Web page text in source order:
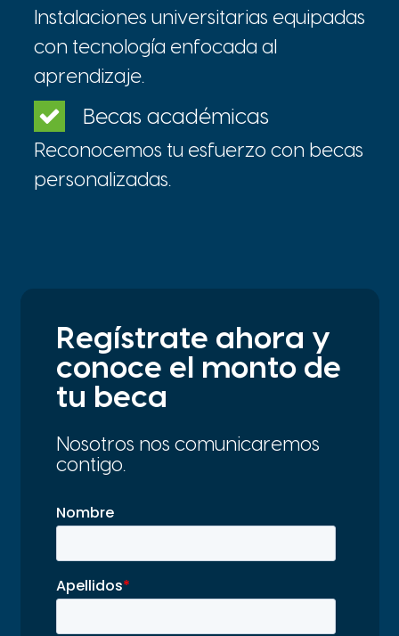
Instalaciones universitarias equipadas
con tecnología enfocada al
aprendizaje.
Becas académicas
Reconocemos tu esfuerzo con becas
personalizadas.
Regístrate ahora y
conoce el monto de
tu beca
Nosotros nos comunicaremos
contigo.